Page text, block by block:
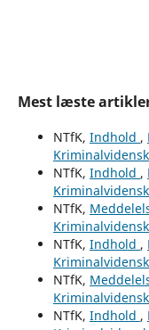
Mest læste
NTfK, Indhold ,
NTfK, Indhold ,
NTfK,
NTfK, Indhold ,
NTfK,
NTfK, Indhold ,